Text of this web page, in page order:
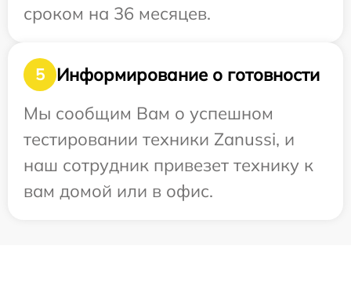
сроком на 36 месяцев.
5
Информирование о готовности
Мы сообщим Вам о успешном
тестировании техники Zanussi, и
наш сотрудник привезет технику к
вам домой или в офис.